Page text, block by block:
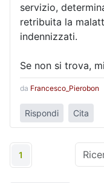
servizio,
retribuita la
indennizzati.
Se non si trova,
da Francesco_Pierobon
Rispondi Cita
1